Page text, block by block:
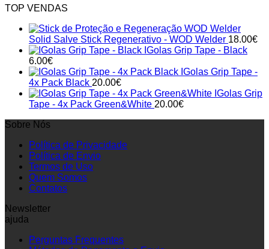
TOP VENDAS
Solid Salve Stick Regenerativo - WOD Welder 18.00€
IGolas Grip Tape - Black
6.00€
IGolas Grip Tape -
4x Pack Black 20.00€
IGolas Grip
Tape - 4x Pack Green&White 20.00€
Sobre Nós
Política de Privacidade
Política de Envio
Termos de Uso
Quem Somos
Contatos
Newsletter
ajuda
Perguntas Frequentes